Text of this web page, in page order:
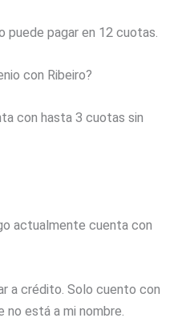
pagar en 12 cuotas.
con Ribeiro?
con hasta 3 cuotas sin
actualmente cuenta con
a crédito. Solo cuento con
no está a mi nombre.